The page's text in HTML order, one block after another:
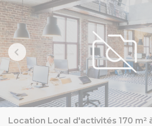
A15, A115 et de la N184, offre une
flux entrants et sortants, tout en facilitant
collaborateurs. Cet emplacement constitue
toute entreprise recherchant un site
parfaitement connecté au réseau routier
Location Local d'activités 170 m²